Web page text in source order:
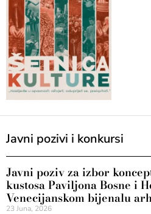
Javni pozivi i konkursi
Javni poziv za izbor
kustosa Paviljona Bosne i
Venecijanskom bijenalu
23 Juna, 2026